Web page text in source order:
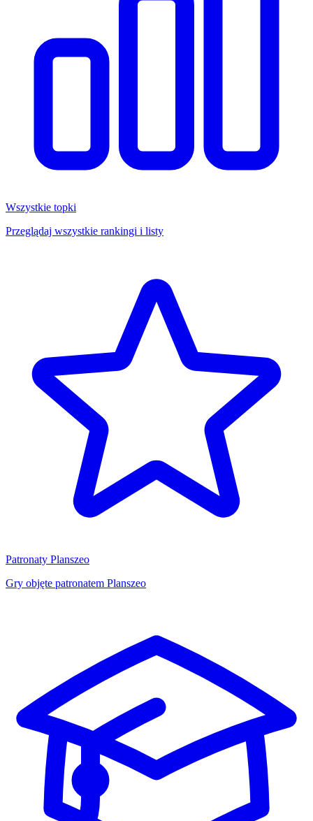
Wszystkie topki
Przeglądaj wszystkie rankingi i listy
Patronaty Planszeo
Gry objęte patronatem Planszeo